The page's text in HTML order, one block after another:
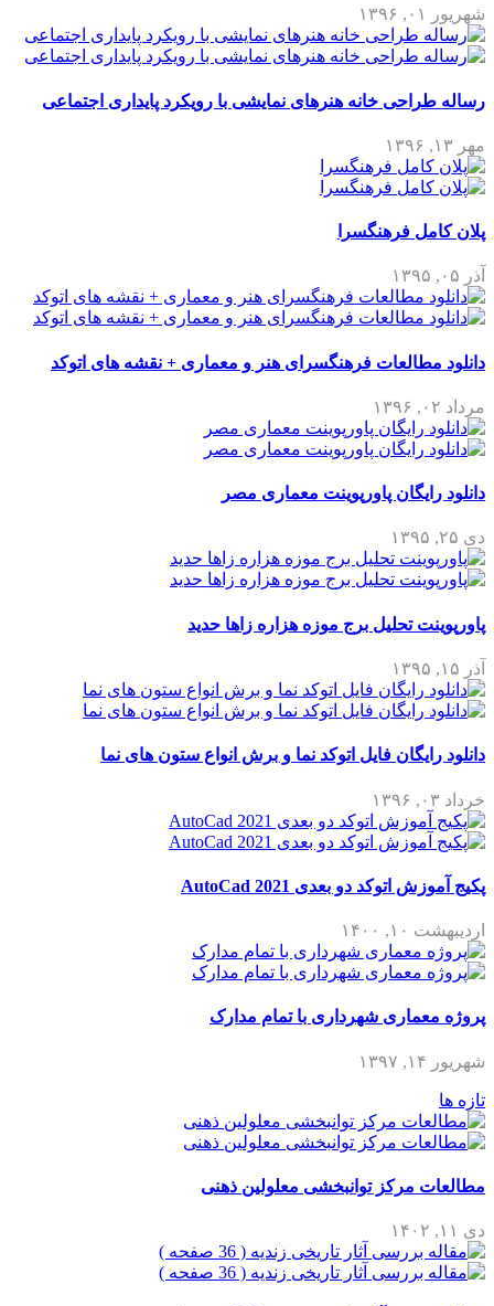
شهریور ۰۱, ۱۳۹۶
رساله طراحی خانه هنرهای نمایشی با رویکرد پایداری اجتماعی
مهر ۱۳, ۱۳۹۶
پلان کامل فرهنگسرا
آذر ۰۵, ۱۳۹۵
دانلود مطالعات فرهنگسرای هنر و معماری + نقشه های اتوکد
مرداد ۰۲, ۱۳۹۶
دانلود رایگان پاورپوینت معماری مصر
دی ۲۵, ۱۳۹۵
پاورپوینت تحلیل برج موزه هزاره زاها حدید
آذر ۱۵, ۱۳۹۵
دانلود رایگان فایل اتوکد نما و برش انواع ستون های نما
خرداد ۰۳, ۱۳۹۶
پکیج آموزش اتوکد دو بعدی 2021 AutoCad
اردیبهشت ۱۰, ۱۴۰۰
پروژه معماری شهرداری با تمام مدارک
شهریور ۱۴, ۱۳۹۷
تازه ها
مطالعات مرکز توانبخشی معلولین ذهنی
دی ۱۱, ۱۴۰۲